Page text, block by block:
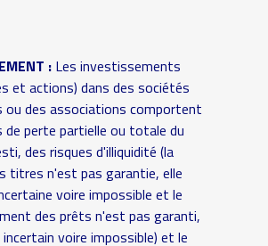
:Les investissements
et actions) dans des sociétés
ou des associations comportent
de perte partielle ou totale du
des risques d'illiquidité (la
titres n'est pas garantie, elle
voire impossible et le
des prêts n'est pas garanti,
voire impossible) et le